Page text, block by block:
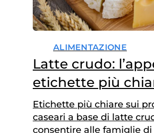
ALIMENTAZIONE
Latte crudo:
etichette più
tutela dei
Etichette più chiare sui
caseari a base di latte
consentire alle famiglie di